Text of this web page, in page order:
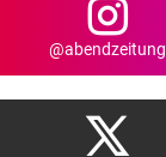
@abendzeitung